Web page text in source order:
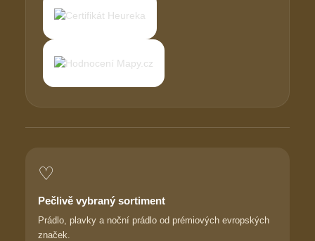
♡
Pečlivě vybraný sortiment
Prádlo, plavky a noční prádlo od prémiových evropských
značek.